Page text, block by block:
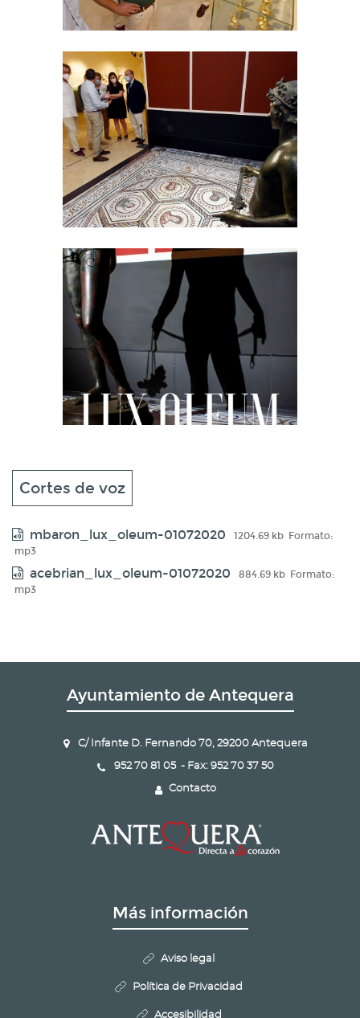
Cortes de voz
mbaron_lux_oleum-01072020 1204.69 kb Formato:
mp3
acebrian_lux_oleum-01072020 884.69 kb Formato:
mp3
Ayuntamiento de Antequera
C/ Infante D. Fernando 70, 29200 Antequera
952 70 81 05 - Fax: 952 70 37 50
Contacto
Más información
Aviso legal
Política de Privacidad
Accesibilidad